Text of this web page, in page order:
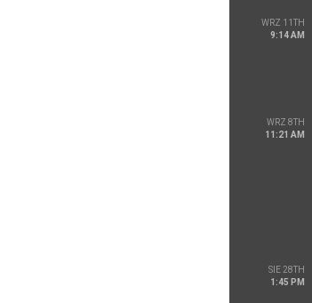
WRZ 11TH
9:14 AM
WRZ 8TH
11:21 AM
SIE 28TH
1:45 PM